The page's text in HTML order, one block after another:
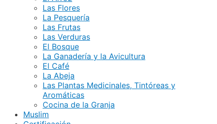
Las Flores
La Pesquería
Las Frutas
Las Verduras
El Bosque
La Ganadería y la Avicultura
El Café
La Abeja
Las Plantas Medicinales, Tintóreas y
Aromáticas
Cocina de la Granja
Muslim